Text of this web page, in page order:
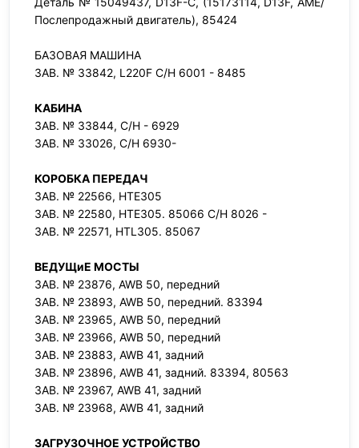
Послепродажный двигатель), 85424
БАЗОВАЯ МАШИНА
ЗАВ. № 33842, L220F C/H 6001 - 8485
КАБИНА
ЗАВ. № 33844, С/Н - 6929
ЗАВ. № 33026, С/Н 6930-
КОРОБКА ПЕРЕДАЧ
ЗАВ. № 22566, HTE305
ЗАВ. № 22580, HTE305. 85066 С/Н 8026 -
ЗАВ. № 22571, HTL305. 85067
ВЕДУЩиЕ МОСТЫ
ЗАВ. № 23876, AWB 50, передний
ЗАВ. № 23893, AWB 50, передний. 83394
ЗАВ. № 23965, AWB 50, передний
ЗАВ. № 23966, AWB 50, передний
ЗАВ. № 23883, AWB 41, задний
ЗАВ. № 23896, AWB 41, задний. 83394, 80563
ЗАВ. № 23967, AWB 41, задний
ЗАВ. № 23968, AWB 41, задний
ЗАГРУЗОЧНОЕ УСТРОЙСТВО